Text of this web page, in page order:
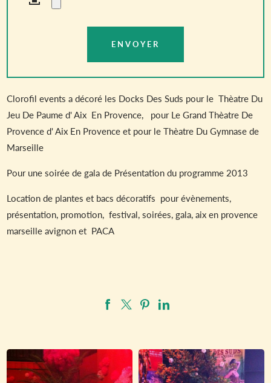
Clorofil events a décoré les Docks Des Suds pour le Thèatre Du
Jeu De Paume d' Aix En Provence, pour Le Grand Thèatre De
Provence d' Aix En Provence et pour le Thèatre Du Gymnase de
Marseille
Pour une soirée de gala de Présentation du programme 2013
Location de plantes et bacs décoratifs pour évènements,
présentation, promotion, festival, soirées, gala, aix en provence
marseille avignon et PACA